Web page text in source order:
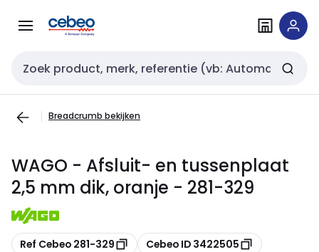
naar
naar
Zoekveld invoer
Breadcrumb bekijken
WAGO - Afsluit- en tussenplaat
2,5 mm dik, oranje - 281-329
Kopiëren
Ref Cebeo 281-329 Kopiëren
Cebeo ID 3422505